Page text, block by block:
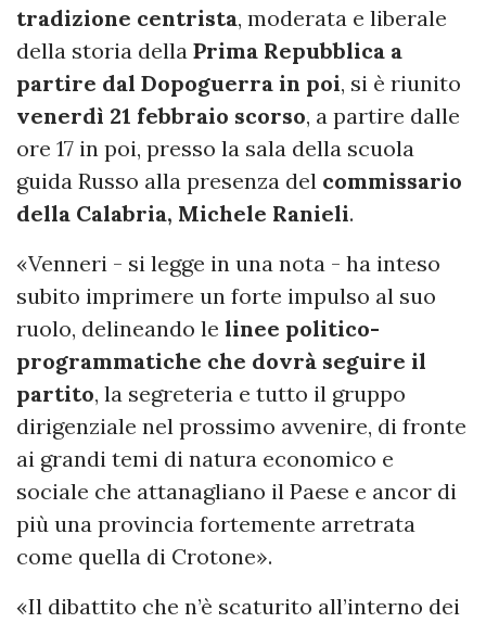
tradizione centrista, moderata e liberale
della storia della Prima Repubblica a
partire dal Dopoguerra in poi, si è riunito
venerdì 21 febbraio scorso, a partire dalle
ore 17 in poi, presso la sala della scuola
guida Russo alla presenza del commissario
della Calabria, Michele Ranieli.
«Venneri - si legge in una nota - ha inteso
subito imprimere un forte impulso al suo
ruolo, delineando le linee politico-
programmatiche che dovrà seguire il
partito, la segreteria e tutto il gruppo
dirigenziale nel prossimo avvenire, di fronte
ai grandi temi di natura economico e
sociale che attanagliano il Paese e ancor di
più una provincia fortemente arretrata
come quella di Crotone».
«Il dibattito che n’è scaturito all’interno dei